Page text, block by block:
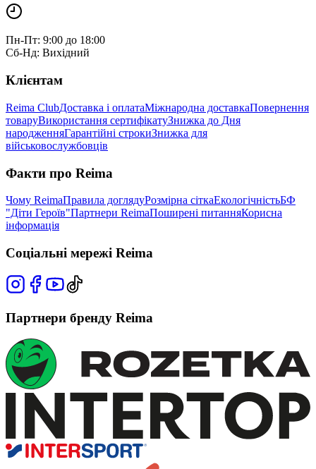
Пн-Пт: 9:00 до 18:00
Сб-Нд: Вихідний
Клієнтам
Reima ClubДоставка і оплатаМіжнародна доставкаПовернення
товаруВикористання сертифікатуЗнижка до Дня
народженняГарантійні строкиЗнижка для
військовослужбовців
Факти про Reima
Чому ReimaПравила доглядуРозмірна сіткаЕкологічністьБФ
"Діти Героїв"Партнери ReimaПоширені питанняКорисна
інформація
Соціальні мережі Reima
Партнери бренду Reima